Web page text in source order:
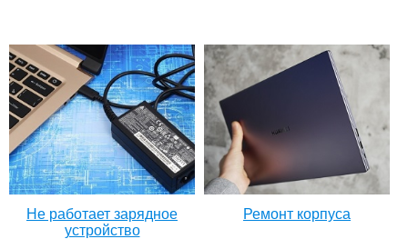
Не работает зарядное
устройство
Ремонт корпуса